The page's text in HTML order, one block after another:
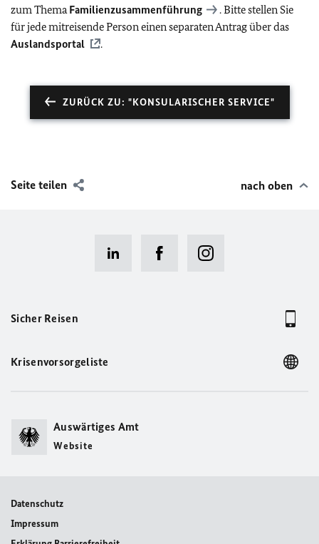
zum ThemaFamilienzusammenführung
. Bitte stellen Sie
für jede mitreisende Person einen separaten Antrag über das
Auslandsportal
.
ZURÜCK ZU: "KONSULARISCHER SERVICE"
Seite teilen nach oben
Sicher Reisen
Krisenvorsorgeliste
Auswärtiges Amt
Website
Datenschutz
Impressum